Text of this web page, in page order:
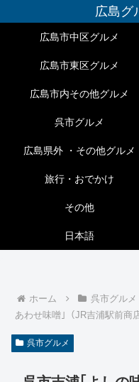
広島グ
広島市中区グルメ
広島市東区グルメ
広島市内その他グルメ
呉市グルメ
広島県外 ・その他グルメ
旅行・おでかけ
その他
日本語
ホーム 呉市グルメ
あわせ味噌｣（JR吉浦駅前商
呉市グルメ